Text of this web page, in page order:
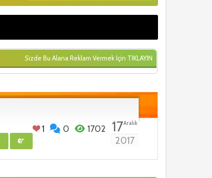
Sizde Bu Alana Reklam Vermek İçin TIKLAYIN
1 0 1702 17Aralık
2017